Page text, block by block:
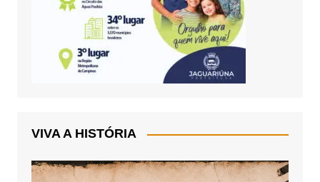
VIVA A HISTÓRIA